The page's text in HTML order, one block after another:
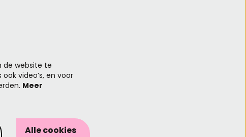
Aanmelden
de website te
video’s, en voor
Meer
Alle cookies